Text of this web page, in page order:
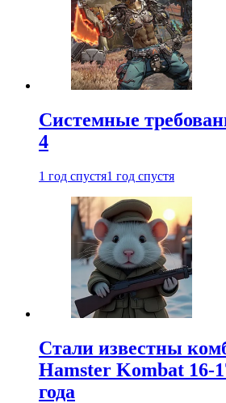
Системные
4
1 год спустя1 год спустя
Стали известны
Hamster Kombat 16-
года